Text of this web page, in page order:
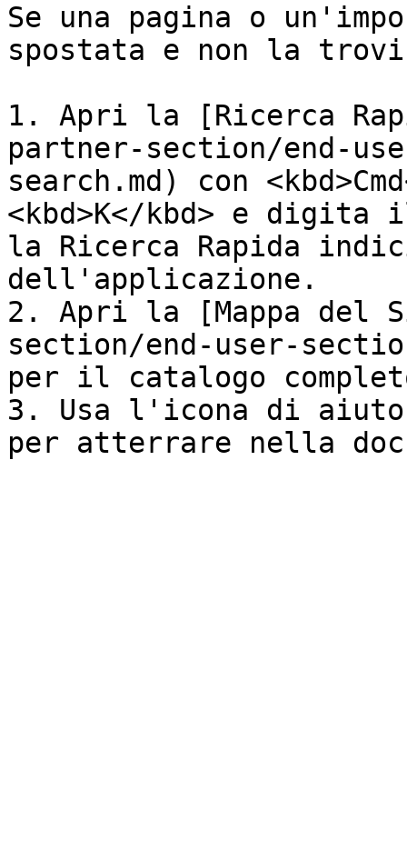
Se una pagina o
spostata e non la
1. Apri la [Ricerca
partner-section/end-
search.md) con
<kbd>K</kbd> e
la Ricerca Rapida
dell'applicazione.
2. Apri la [Mappa del
section/end-user-
per il catalogo
3. Usa l'icona di